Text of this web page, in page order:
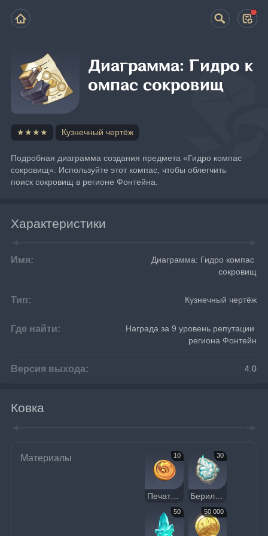
Диаграмма: Гидро к
омпас сокровищ
★★★★ Кузнечный чертёж
Подробная диаграмма создания предмета «Гидро компас
сокровищ». Используйте этот компас, чтобы облегчить
поиск сокровищ в регионе Фонтейна.
Характеристики
Имя:
Диаграмма: Гидро компас
сокровищ
Тип: Кузнечный чертёж
Где найти:
Награда за 9 уровень репутации
региона Фонтейн
Версия выхода: 4.0
Ковка
Материалы 10
Печать золотого ворона
30
50 50 000